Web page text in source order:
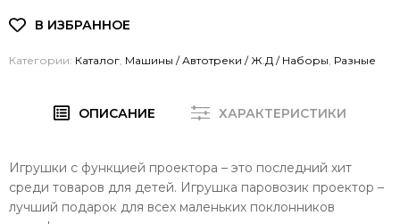
Категории: Каталог Машины / Автотреки / Ж.Д / Наборы Разные
ОПИСАНИЕ ХАРАКТЕРИСТИКИ
Игрушки с функцией проектора – это последний хит
среди товаров для детей. Игрушка паровозик проектор –
лучший подарок для всех маленьких поклонников